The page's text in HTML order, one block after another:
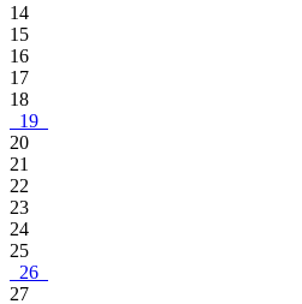
14
15
16
17
18
19
20
21
22
23
24
25
26
27